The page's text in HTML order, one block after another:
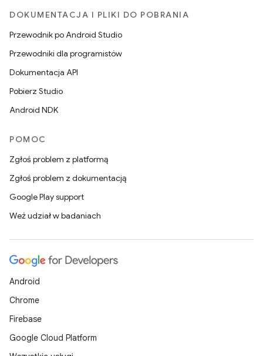
DOKUMENTACJA I PLIKI DO POBRANIA
Przewodnik po Android Studio
Przewodniki dla programistów
Dokumentacja API
Pobierz Studio
Android NDK
POMOC
Zgłoś problem z platformą
Zgłoś problem z dokumentacją
Google Play support
Weź udział w badaniach
Android
Chrome
Firebase
Google Cloud Platform